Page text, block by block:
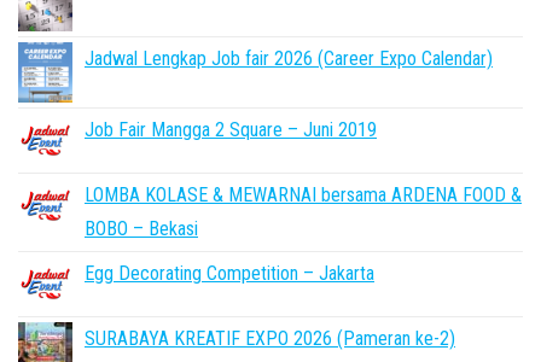
Jadwal Lengkap Job fair 2026 (Career Expo Calendar)
Job Fair Mangga 2 Square – Juni 2019
LOMBA KOLASE & MEWARNAI bersama ARDENA FOOD &
BOBO – Bekasi
Egg Decorating Competition – Jakarta
SURABAYA KREATIF EXPO 2026 (Pameran ke-2)